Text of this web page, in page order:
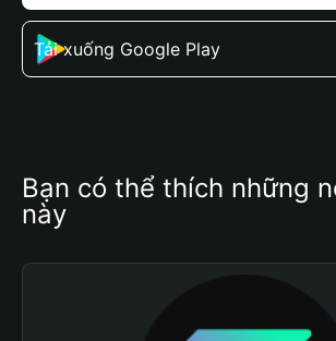
Tải xuống Google Play
Bạn có thể thích những
này